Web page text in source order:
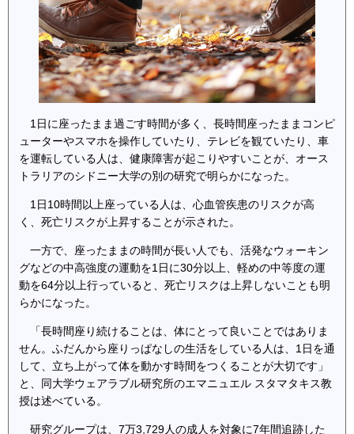
1日に座ったまま過ごす時間が多く、長時間座ったままコンピ
ューターやスマホを操作していたり、テレビを観ていたり、車
を運転している人は、健康障害が起こりやすいことが、オース
トラリアのシドニー大学の別の研究で明らかになった。
1日10時間以上座っている人は、心血管疾患のリスクが高
く、死亡リスクが上昇することが示された。
一方で、座ったままの時間が長い人でも、活発なウォーキン
グなどの中高強度の運動を1日に30分以上、軽めの中等度の運
動を64分以上行っていると、死亡リスクは上昇しないことも明
らかになった。
「長時間座り続けることは、体にとって良いことではありま
せん。ふだんから座りっぱなしの生活をしている人は、1日を通
して、立ち上がって体を動かす時間をつくることが大切です」
と、同大学ウェアラブル研究所のエマニュエル スタマタキス教
授は述べている。
研究グループは、7万3,729人の成人を対象に7年間追跡した